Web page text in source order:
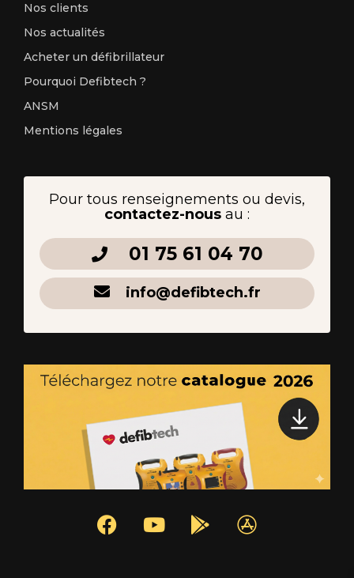
Nos clients
Nos actualités
Acheter un défibrillateur
Pourquoi Defibtech ?
ANSM
Mentions légales
Pour tous renseignements ou devis,
contactez-nous au :
01 75 61 04 70
info@defibtech.fr